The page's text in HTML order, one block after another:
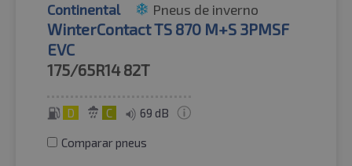
Continental Pneus de inverno
WinterContact TS 870 M+S 3PMSF
EVC
175/65R14 82T
D C 69 dB
Comparar pneus